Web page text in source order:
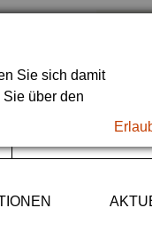
Sie sich damit
über den